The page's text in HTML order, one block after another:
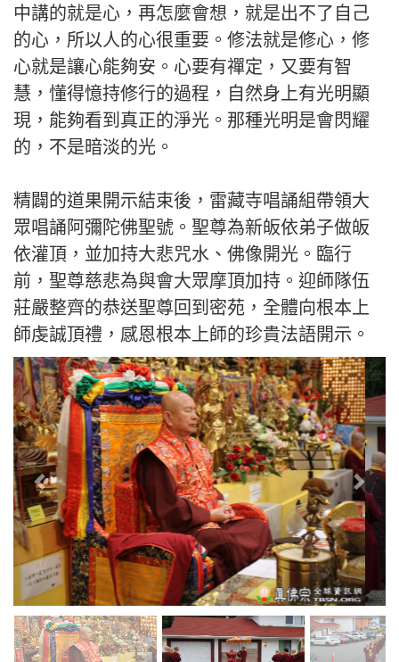
中講的就是心，再怎麼會想，就是出不了自己
的心，所以人的心很重要。修法就是修心，修
心就是讓心能夠安。心要有禪定，又要有智
慧，懂得憶持修行的過程，自然身上有光明顯
現，能夠看到真正的淨光。那種光明是會閃耀
的，不是暗淡的光。
精闢的道果開示結束後，雷藏寺唱誦組帶領大
眾唱誦阿彌陀佛聖號。聖尊為新皈依弟子做皈
依灌頂，並加持大悲咒水、佛像開光。臨行
前，聖尊慈悲為與會大眾摩頂加持。迎師隊伍
莊嚴整齊的恭送聖尊回到密苑，全體向根本上
師虔誠頂禮，感恩根本上師的珍貴法語開示。